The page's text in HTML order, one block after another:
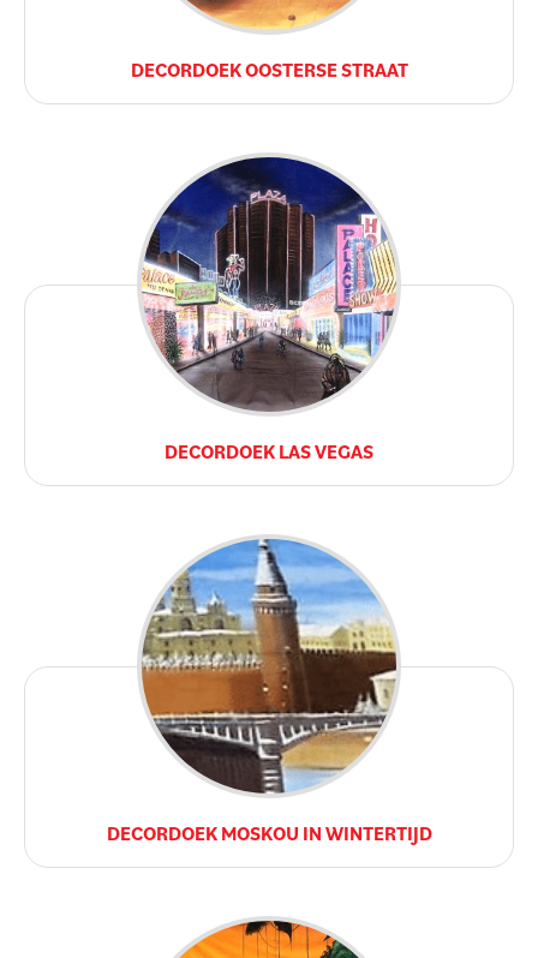
DECORDOEK OOSTERSE STRAAT
DECORDOEK LAS VEGAS
DECORDOEK MOSKOU IN WINTERTIJD